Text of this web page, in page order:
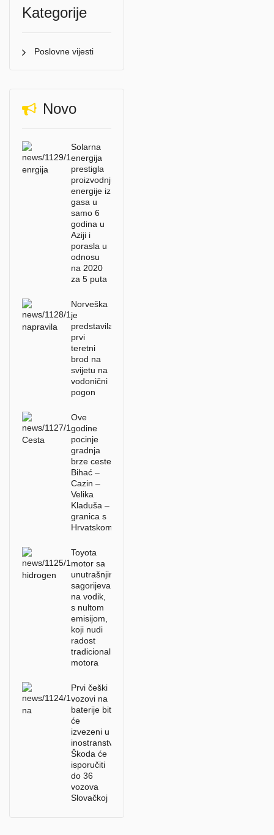
Kategorije
Poslovne vijesti
Novo
Solarna
energija
prestigla
proizvodnju
energije iz
gasa u
samo 6
godina u
Aziji i
porasla u
odnosu
na 2020
za 5 puta
Norveška
je
predstavila
prvi
teretni
brod na
svijetu na
vodonični
pogon
Ove
godine
pocinje
gradnja
brze ceste
Bihać –
Cazin –
Velika
Kladuša –
granica s
Hrvatskom
Toyota
motor sa
unutrašnjim
sagorijevanjem
na vodik,
s nultom
emisijom,
koji nudi
radost
tradicionalnih
motora
Prvi češki
vozovi na
baterije bit
će
izvezeni u
inostranstvo.
Škoda će
isporučiti
do 36
vozova
Slovačkoj